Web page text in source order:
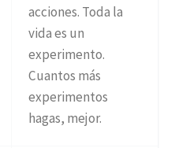
acciones. Toda la
vida es un
experimento.
Cuantos más
experimentos
hagas, mejor.